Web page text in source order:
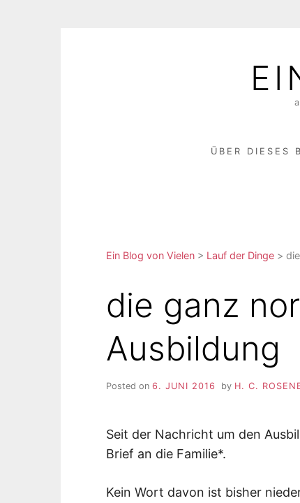
ÜBER DIESES
Ein Blog von Vielen > Lauf der Dinge >
die ganz
Ausbildung
Posted on 6. JUNI 2016 by H. C.
Seit der Nachricht um den
Brief an die Familie*.
Kein Wort davon ist bisher